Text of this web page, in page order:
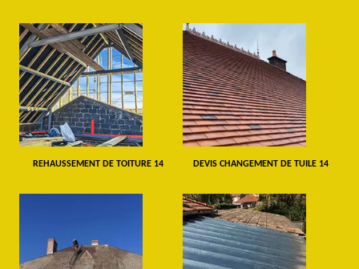
REHAUSSEMENT DE TOITURE 14 DEVIS CHANGEMENT DE TUILE 14